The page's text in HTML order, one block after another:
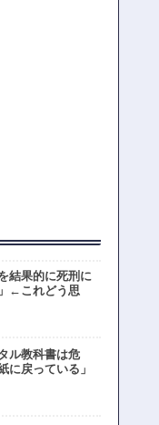
結果的に死刑に
←これどう思
ル教科書は危
に戻っている」